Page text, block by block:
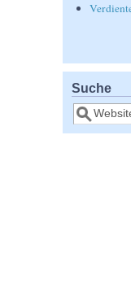
Suche
Suche